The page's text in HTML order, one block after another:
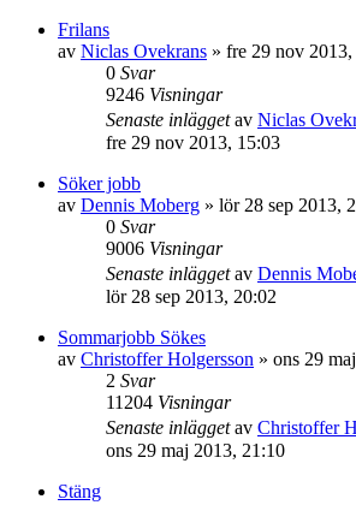
Frilans
av Niclas Ovekrans » fre 29 nov
0 Svar
9246 Visningar
Senaste inläggetav Niclas
fre 29 nov 2013, 15:03
Söker jobb
av Dennis Moberg » lör 28 sep 2013,
0 Svar
9006 Visningar
Senaste inläggetav Dennis
lör 28 sep 2013, 20:02
Sommarjobb Sökes
av Christoffer Holgersson » ons 29
2 Svar
11204 Visningar
Senaste inläggetav Christoffer
ons 29 maj 2013, 21:10
Stäng